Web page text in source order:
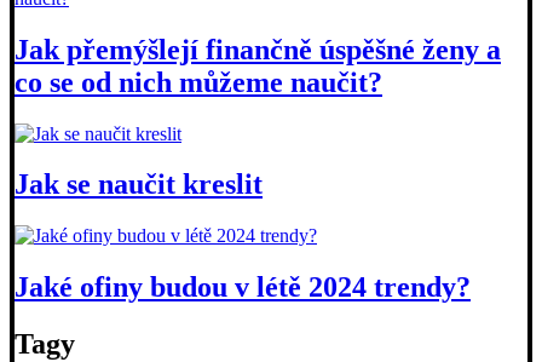
Jak přemýšlejí finančně úspěšné ženy a
co se od nich můžeme naučit?
Jak se naučit kreslit
Jaké ofiny budou v létě 2024 trendy?
Tagy